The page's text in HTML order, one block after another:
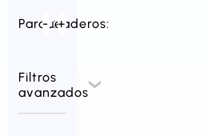
Parqueaderos:
- +
Filtros
avanzados